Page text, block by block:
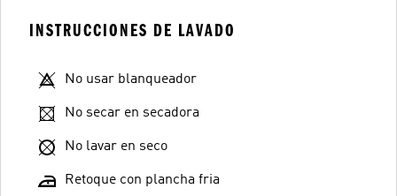
INSTRUCCIONES DE LAVADO
No usar blanqueador
No secar en secadora
No lavar en seco
Retoque con plancha fria